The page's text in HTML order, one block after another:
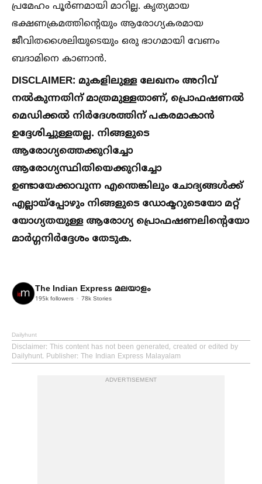
പ്രമേഹം പൂർണമായി മാറില്ല. കൃത്യമായ
ഭക്ഷണക്രമത്തിന്റെയും ആരോഗ്യകരമായ
ജീവിതശൈലിയുടെയും ഒരു ഭാഗമായി വേണം
ബദാമിനെ കാണാൻ.
DISCLAIMER: മുകളിലുള്ള ലേഖനം അറിവ്
നല്‍കുന്നതിന് മാത്രമുള്ളതാണ്, പ്രൊഫഷണല്‍
മെഡിക്കല്‍ നിർദേശത്തിന് പകരമാകാൻ
ഉദ്ദേശിച്ചുള്ളതല്ല. നിങ്ങളുടെ
ആരോഗ്യത്തെക്കുറിച്ചോ
ആരോഗ്യസ്ഥിതിയെക്കുറിച്ചോ
ഉണ്ടായേക്കാവുന്ന എന്തെങ്കിലും ചോദ്യങ്ങള്‍ക്ക്
എല്ലായ്പ്പോഴും നിങ്ങളുടെ ഡോക്ടറുടെയോ മറ്റ്
യോഗ്യതയുള്ള ആരോഗ്യ പ്രൊഫഷണലിന്റെയോ
മാർഗ്ഗനിർദ്ദേശം തേടുക.
The Indian Express മലയാളം
195k followers 78k Stories
Dailyhunt
Disclaimer: This content has not been generated, created or edited by
Dailyhunt. Publisher: The Indian Express Malayalam
ADVERTISEMENT